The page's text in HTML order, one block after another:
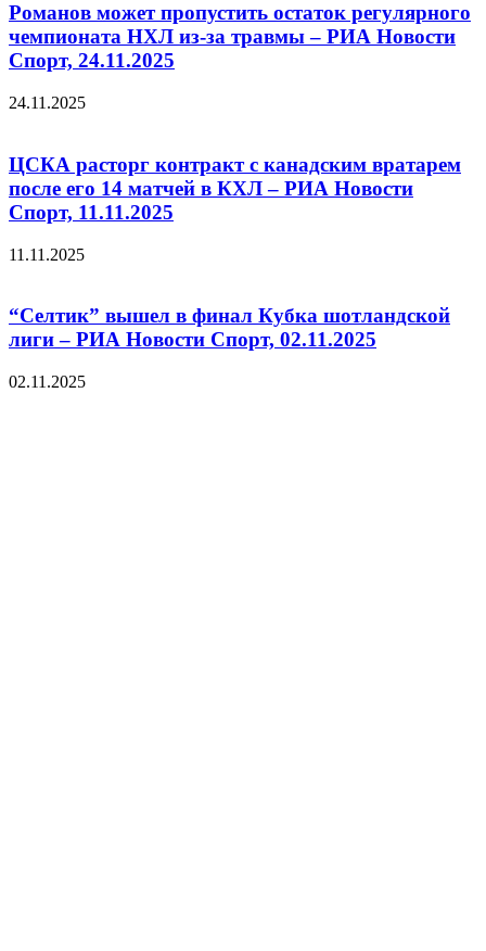
Романов может пропустить остаток регулярного
чемпионата НХЛ из-за травмы – РИА Новости
Спорт, 24.11.2025
24.11.2025
ЦСКА расторг контракт с канадским вратарем
после его 14 матчей в КХЛ – РИА Новости
Спорт, 11.11.2025
11.11.2025
“Селтик” вышел в финал Кубка шотландской
лиги – РИА Новости Спорт, 02.11.2025
02.11.2025